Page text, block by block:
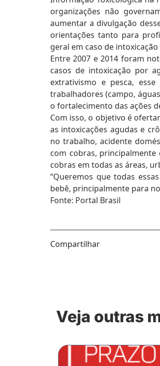
organizações não
aumentar a divulgação
orientações tanto para
geral em caso de
Entre 2007 e 2014 foram
casos de intoxicação por
extrativismo e pesca,
trabalhadores (campo,
o fortalecimento das ações
Com isso, o objetivo é
as intoxicações agudas e
no trabalho, acidente
com cobras,
cobras em todas as áreas,
“Queremos que todas
bebê, principalmente para
Fonte: Portal Brasil
Compartilhar
Veja outras